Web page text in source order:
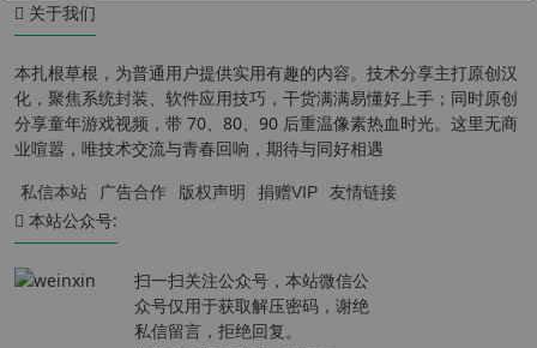
关于我们
本扎根草根，为普通用户提供实用有趣的内容。技术分享主打原创汉
化，聚焦系统封装、软件应用技巧，干货满满易懂好上手；同时原创
分享童年游戏视频，带 70、80、90 后重温像素热血时光。这里无商
业喧嚣，唯技术交流与青春回响，期待与同好相遇
私信本站 广告合作 版权声明 捐赠VIP 友情链接
本站公众号:
扫一扫关注公众号，本站微信公
众号仅用于获取解压密码，谢绝
私信留言，拒绝回复。